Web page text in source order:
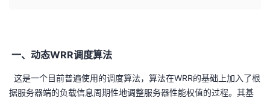
发
者
开
发
的
Programs
的
一、动态WRR调度算法
这是一个目前普遍使用的调度算法，算法在WRR的基础上加入了根
据服务器端的负载信息周期性地调整服务器性能权值的过程。其基